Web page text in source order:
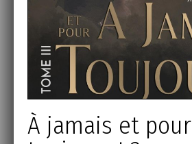
À jamais et pour